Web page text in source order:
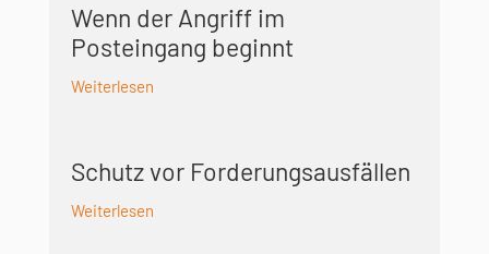
Wenn der Angriff im
Posteingang beginnt
Weiterlesen
Schutz vor Forderungsausfällen
Weiterlesen